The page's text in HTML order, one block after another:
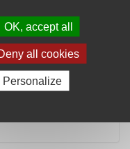
OK, accept all
all cookies
Personalize
et je
ou Interne auprès
des pharmaciens au